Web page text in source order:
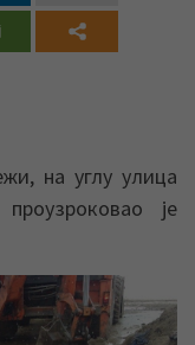
на углу улица
је